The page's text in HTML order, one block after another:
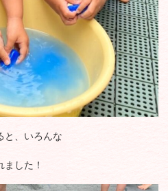
と、いろんな
した！